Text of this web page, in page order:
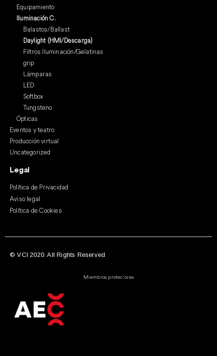
Equipamiento
Iluminación C.
Balastos/Ballast
Daylight (HMI/Descarga)
Filtros Iluminación/Gelatinas
grip
Lámparas
LED
Softbox
Tungsteno
Ópticas
Eventos y teatro
Producción virtual
Uncategorized
Legal
Política de Privacidad
Aviso legal
Política de Cookies
© VCI 2020. All Rights Reserved
Miembros protectores